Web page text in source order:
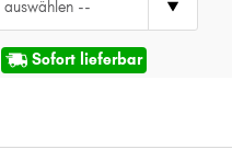
--
Sofort lieferbar